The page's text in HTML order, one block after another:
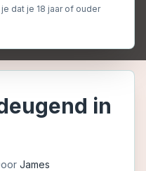
dat je 18 jaar of ouder
in
James